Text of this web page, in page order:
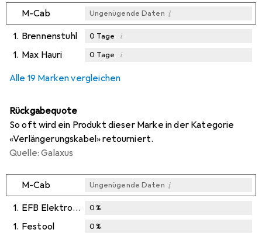
M-Cab Ungenügende Daten i
1. Brennenstuhl 0 Tage i
1. Max Hauri 0 Tage i
Alle 19 Marken vergleichen
Rückgabequote
So oft wird ein Produkt dieser Marke in der Kategorie
«Verlängerungskabel» retourniert.
Quelle: Galaxus
M-Cab Ungenügende Daten i
1. EFB Elektronik 0%
1. Festool 0%